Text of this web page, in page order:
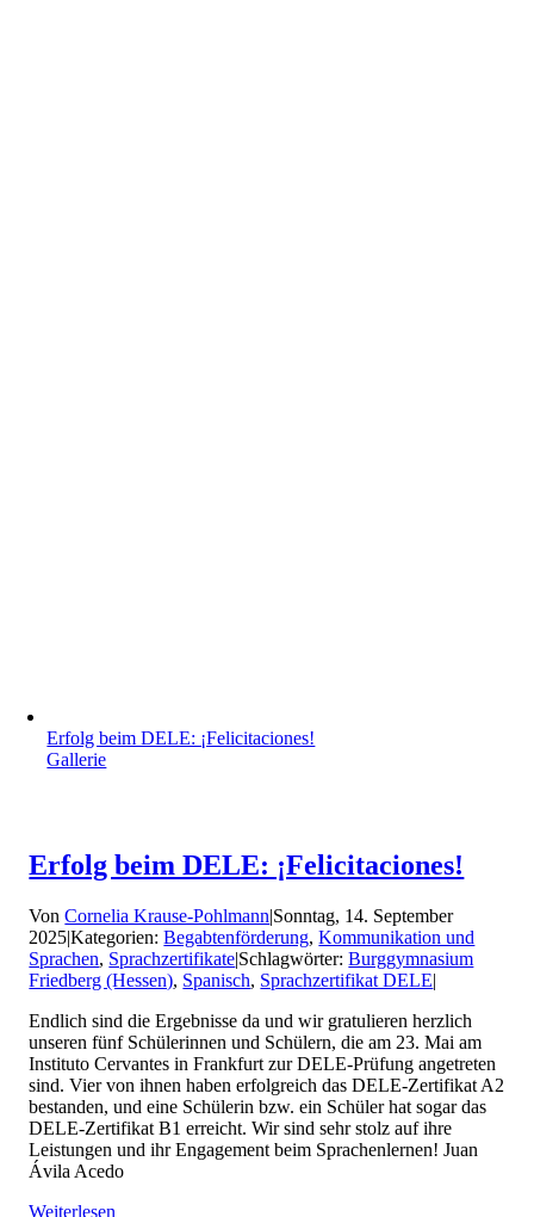
Erfolg beim DELE: ¡Felicitaciones!
Gallerie
Erfolg beim DELE: ¡Felicitaciones!
VonCornelia Krause-Pohlmann|Sonntag, 14. September
2025|Kategorien:Begabtenförderung,Kommunikation und
Sprachen, Sprachzertifikate|Schlagwörter:Burggymnasium
Friedberg (Hessen), Spanisch, Sprachzertifikat DELE|
Endlich sind die Ergebnisse da und wir gratulieren herzlich
unseren fünf Schülerinnen und Schülern, die am 23. Mai am
Instituto Cervantes in Frankfurt zur DELE-Prüfung angetreten
sind. Vier von ihnen haben erfolgreich das DELE-Zertifikat A2
bestanden, und eine Schülerin bzw. ein Schüler hat sogar das
DELE-Zertifikat B1 erreicht. Wir sind sehr stolz auf ihre
Leistungen und ihr Engagement beim Sprachenlernen! Juan
Ávila Acedo
Weiterlesen